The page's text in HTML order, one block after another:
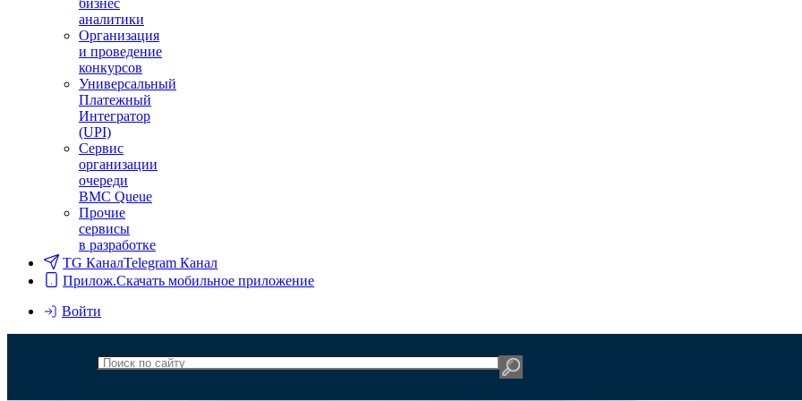
бизнес
аналитики
Организация
и проведение
конкурсов
Универсальный
Платежный
Интегратор
(UPI)
Сервис
организации
очереди
BMC Queue
Прочие
сервисы
в разработке
TG КаналTelegram Канал
Прилож.Скачать мобильное приложение
Войти